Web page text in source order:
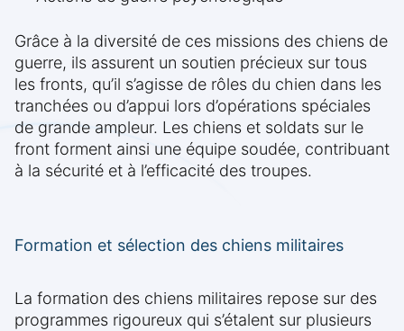
Grâce à la diversité de ces missions des chiens de
guerre, ils assurent un soutien précieux sur tous
les fronts, qu’il s’agisse de rôles du chien dans les
tranchées ou d’appui lors d’opérations spéciales
de grande ampleur. Les chiens et soldats sur le
front forment ainsi une équipe soudée, contribuant
à la sécurité et à l’efficacité des troupes.
Formation et sélection des chiens militaires
La formation des chiens militaires repose sur des
programmes rigoureux qui s’étalent sur plusieurs